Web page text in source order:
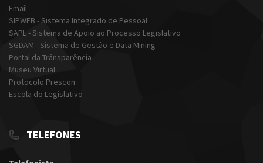
Email
SIPWEB - Sistema Integrado de Pessoal
SAPL - Sistema de Apoio ao Processo Legislativo
SGDAM - Sistema de Gestão e Data Mining
Portal da Trânsparência
Museu Virtual
Protocolo Prescon
Escola do Legislativo
TELEFONES